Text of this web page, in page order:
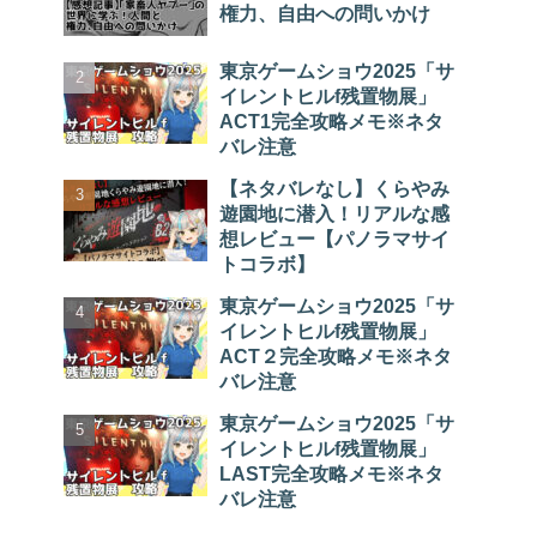
権力、自由への問いかけ
東京ゲームショウ2025「サ
イレントヒルf残置物展」
ACT1完全攻略メモ※ネタ
バレ注意
【ネタバレなし】くらやみ
遊園地に潜入！リアルな感
想レビュー【パノラマサイ
トコラボ】
東京ゲームショウ2025「サ
イレントヒルf残置物展」
ACT２完全攻略メモ※ネタ
バレ注意
東京ゲームショウ2025「サ
イレントヒルf残置物展」
LAST完全攻略メモ※ネタ
バレ注意